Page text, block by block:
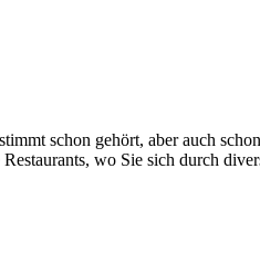
schon gehört, aber auch
wo Sie sich durch